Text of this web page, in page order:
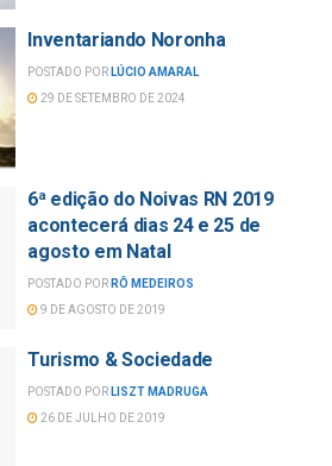
Inventariando Noronha
POSTADO POR LÚCIO AMARAL
29 DE SETEMBRO DE 2024
6ª edição do Noivas RN 2019
acontecerá dias 24 e 25 de
agosto em Natal
POSTADO POR RÔ MEDEIROS
9 DE AGOSTO DE 2019
Turismo & Sociedade
POSTADO POR LISZT MADRUGA
26 DE JULHO DE 2019